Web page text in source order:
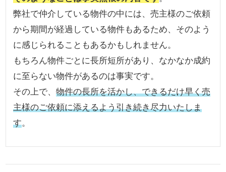
弊社で仲介している物件の中には、売主様のご依頼
から期間が経過している物件もあるため、そのよう
に感じられることもあるかもしれません。
もちろん物件ごとに長所短所があり、なかなか成約
に至らない物件があるのは事実です。
その上で、物件の長所を活かし、できるだけ早く売
主様のご依頼に添えるよう引き続き尽力いたしま
す。